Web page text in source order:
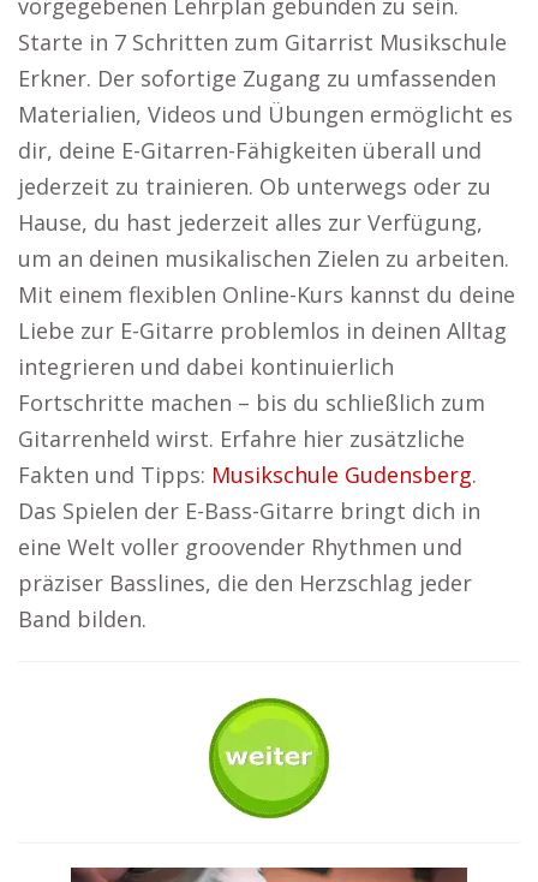
vorgegebenen Lehrplan gebunden zu sein.
Starte in 7 Schritten zum Gitarrist Musikschule
Erkner. Der sofortige Zugang zu umfassenden
Materialien, Videos und Übungen ermöglicht es
dir, deine E-Gitarren-Fähigkeiten überall und
jederzeit zu trainieren. Ob unterwegs oder zu
Hause, du hast jederzeit alles zur Verfügung,
um an deinen musikalischen Zielen zu arbeiten.
Mit einem flexiblen Online-Kurs kannst du deine
Liebe zur E-Gitarre problemlos in deinen Alltag
integrieren und dabei kontinuierlich
Fortschritte machen – bis du schließlich zum
Gitarrenheld wirst. Erfahre hier zusätzliche
Fakten und Tipps: Musikschule Gudensberg.
Das Spielen der E-Bass-Gitarre bringt dich in
eine Welt voller groovender Rhythmen und
präziser Basslines, die den Herzschlag jeder
Band bilden.